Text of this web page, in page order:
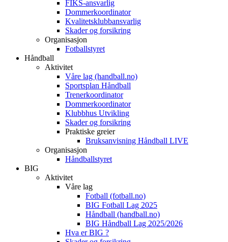
FIKS-ansvarlig
Dommerkoordinator
Kvalitetsklubbansvarlig
Skader og forsikring
Organisasjon
Fotballstyret
Håndball
Aktivitet
Våre lag (handball.no)
Sportsplan Håndball
Trenerkoordinator
Dommerkoordinator
Klubbhus Utvikling
Skader og forsikring
Praktiske greier
Bruksanvisning Håndball LIVE
Organisasjon
Håndballstyret
BIG
Aktivitet
Våre lag
Fotball (fotball.no)
BIG Fotball Lag 2025
Håndball (handball.no)
BIG Håndball Lag 2025/2026
Hva er BIG ?